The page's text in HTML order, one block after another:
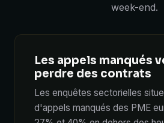
week-end.
Les appels manqués
perdre des contrats
Les enquêtes sectorielles
d'appels manqués des PME